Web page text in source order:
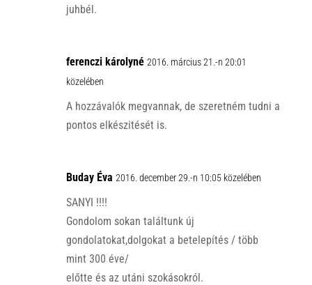
juhbél.
ferenczi károlyné 2016. március 21.-n 20:01
közelében
A hozzávalók megvannak, de szeretném tudni a
pontos elkészitését is.
Buday Éva 2016. december 29.-n 10:05 közelében
SANYI !!!!
Gondolom sokan találtunk új
gondolatokat,dolgokat a betelepítés / több
mint 300 éve/
előtte és az utáni szokásokról.